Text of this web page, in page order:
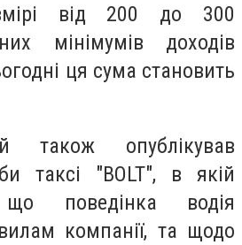
від 200 до 300
мінімумів доходів
ця сума становить
також опублікував
таксі "BOLT", в якій
що поведінка водія
компанії, та щодо